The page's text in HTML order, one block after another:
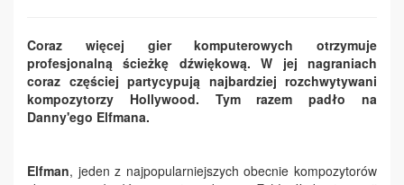
Coraz więcej gier komputerowych otrzymuje
profesjonalną ścieżkę dźwiękową. W jej nagraniach
coraz częściej partycypują najbardziej rozchwytywani
kompozytorzy Hollywood. Tym razem padło na
Danny'ego Elfmana.
Elfman, jeden z najpopularniejszych obecnie kompozytorów